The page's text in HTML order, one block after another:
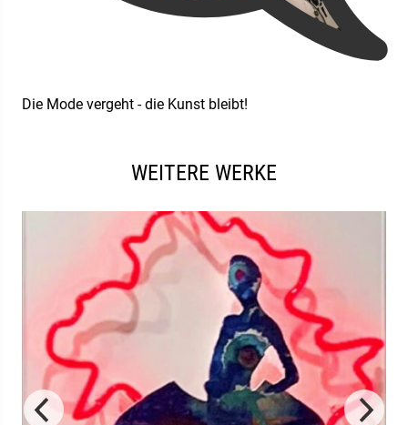
Die Mode vergeht - die Kunst bleibt!
WEITERE WERKE